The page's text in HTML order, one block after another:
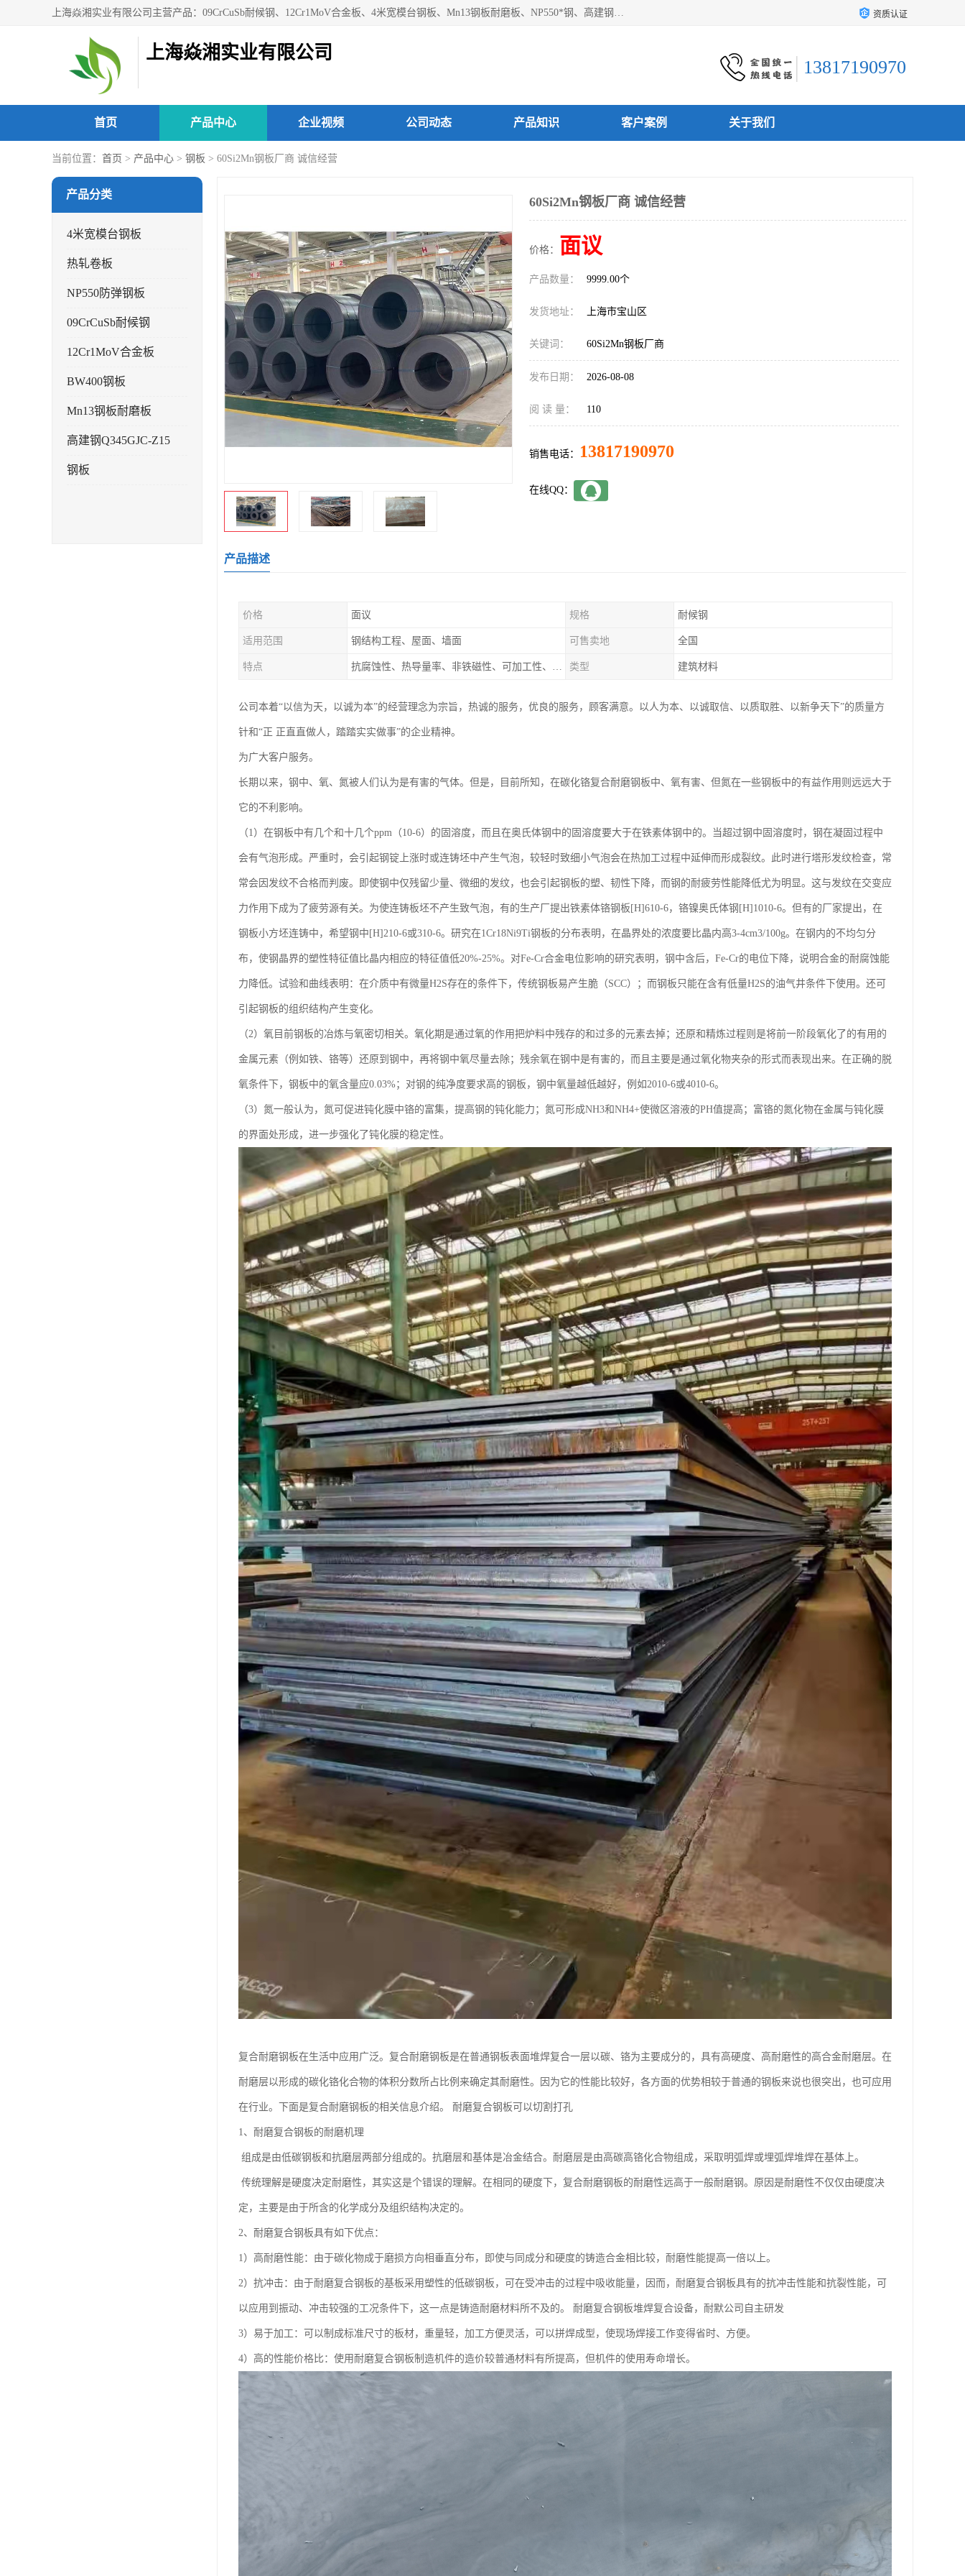
上海焱湘实业有限公司主营产品：09CrCuSb耐候钢、12Cr1MoV合金板、4米宽模台钢板、Mn13钢板耐磨板、NP550*钢、高建钢Q345GJC-Z15等；欢迎前来咨询选购。 资质认证
上海焱湘实业有限公司
13817190970
首页 产品中心 企业视频 公司动态 产品知识 客户案例 关于我们
当前位置： 首页 > 产品中心 > 钢板 > 60Si2Mn钢板厂商 诚信经营
产品分类
4米宽模台钢板
热轧卷板
NP550防弹钢板
09CrCuSb耐候钢
12Cr1MoV合金板
BW400钢板
Mn13钢板耐磨板
高建钢Q345GJC-Z15
钢板
60Si2Mn钢板厂商 诚信经营
价格： 面议
产品数量： 9999.00个
发货地址： 上海市宝山区
关键词： 60Si2Mn钢板厂商
发布日期： 2026-08-08
阅 读 量： 110
销售电话： 13817190970
在线QQ：
产品描述
价格 面议 规格 耐候钢
适用范围 钢结构工程、屋面、墙面 可售卖地 全国
特点 抗腐蚀性、热导量率、非铁磁性、可加工性、可成形性、回收性 类型 建筑材料
公司本着“以信为天，以诚为本”的经营理念为宗旨，热诚的服务，优良的服务，顾客满意。以人为本、以诚取信、以质取胜、以新争天下”的质量方
针和“正 正直直做人，踏踏实实做事”的企业精神。
为广大客户服务。
长期以来，钢中、氧、氮被人们认为是有害的气体。但是，目前所知，在碳化铬复合耐磨钢板中、氧有害、但氮在一些钢板中的有益作用则远远大于
它的不利影响。
（1）在钢板中有几个和十几个ppm（10-6）的固溶度，而且在奥氏体钢中的固溶度要大于在铁素体钢中的。当超过钢中固溶度时，钢在凝固过程中
会有气泡形成。严重时，会引起钢锭上涨时或连铸坯中产生气泡，较轻时致细小气泡会在热加工过程中延伸而形成裂纹。此时进行塔形发纹检查，常
常会因发纹不合格而判废。即使钢中仅残留少量、微细的发纹，也会引起钢板的塑、韧性下降，而钢的耐疲劳性能降低尤为明显。这与发纹在交变应
力作用下成为了疲劳源有关。为使连铸板坯不产生致气泡，有的生产厂提出铁素体铬钢板[H]610-6，铬镍奥氏体钢[H]1010-6。但有的厂家提出，在
钢板小方坯连铸中，希望钢中[H]210-6或310-6。研究在1Cr18Ni9Ti钢板的分布表明，在晶界处的浓度要比晶内高3-4cm3/100g。在钢内的不均匀分
布，使钢晶界的塑性特征值比晶内相应的特征值低20%-25%。对Fe-Cr合金电位影响的研究表明，钢中含后，Fe-Cr的电位下降，说明合金的耐腐蚀能
力降低。试验和曲线表明：在介质中有微量H2S存在的条件下，传统钢板易产生脆（SCC）；而钢板只能在含有低量H2S的油气井条件下使用。还可
引起钢板的组织结构产生变化。
（2）氧目前钢板的冶炼与氧密切相关。氧化期是通过氧的作用把炉料中残存的和过多的元素去掉；还原和精炼过程则是将前一阶段氧化了的有用的
金属元素（例如铁、铬等）还原到钢中，再将钢中氧尽量去除；残余氧在钢中是有害的，而且主要是通过氧化物夹杂的形式而表现出来。在正确的脱
氧条件下，钢板中的氧含量应0.03%；对钢的纯净度要求高的钢板，钢中氧量越低越好，例如2010-6或4010-6。
（3）氮一般认为，氮可促进钝化膜中铬的富集，提高钢的钝化能力；氮可形成NH3和NH4+使微区溶液的PH值提高；富铬的氮化物在金属与钝化膜
的界面处形成，进一步强化了钝化膜的稳定性。
复合耐磨钢板在生活中应用广泛。复合耐磨钢板是在普通钢板表面堆焊复合一层以碳、铬为主要成分的，具有高硬度、高耐磨性的高合金耐磨层。在
耐磨层以形成的碳化铬化合物的体积分数所占比例来确定其耐磨性。因为它的性能比较好，各方面的优势相较于普通的钢板来说也很突出，也可应用
在行业。下面是复合耐磨钢板的相关信息介绍。 耐磨复合钢板可以切割打孔
1、耐磨复合钢板的耐磨机理
组成是由低碳钢板和抗磨层两部分组成的。抗磨层和基体是冶金结合。耐磨层是由高碳高铬化合物组成，采取明弧焊或埋弧焊堆焊在基体上。
传统理解是硬度决定耐磨性，其实这是个错误的理解。在相同的硬度下，复合耐磨钢板的耐磨性远高于一般耐磨钢。原因是耐磨性不仅仅由硬度决
定，主要是由于所含的化学成分及组织结构决定的。
2、耐磨复合钢板具有如下优点：
1）高耐磨性能：由于碳化物成于磨损方向相垂直分布，即使与同成分和硬度的铸造合金相比较，耐磨性能提高一倍以上。
2）抗冲击：由于耐磨复合钢板的基板采用塑性的低碳钢板，可在受冲击的过程中吸收能量，因而，耐磨复合钢板具有的抗冲击性能和抗裂性能，可
以应用到振动、冲击较强的工况条件下，这一点是铸造耐磨材料所不及的。 耐磨复合钢板堆焊复合设备，耐默公司自主研发
3）易于加工：可以制成标准尺寸的板材，重量轻，加工方便灵活，可以拼焊成型，使现场焊接工作变得省时、方便。
4）高的性能价格比：使用耐磨复合钢板制造机件的造价较普通材料有所提高，但机件的使用寿命增长。